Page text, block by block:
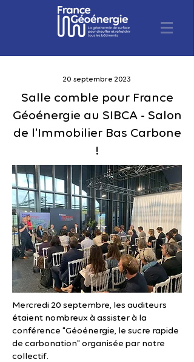
20 septembre 2023
Salle comble pour France
Géoénergie au SIBCA - Salon
de l'Immobilier Bas Carbone
!
Mercredi 20 septembre, les auditeurs
étaient nombreux à assister à la
conférence "Géoénergie, le sucre rapide
de carbonation" organisée par notre
collectif.